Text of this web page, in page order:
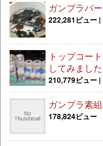
ガンプラパ
222,281ビュー |
トップコー
してみました
210,779ビュー |
ガンプラ素
178,824ビュー